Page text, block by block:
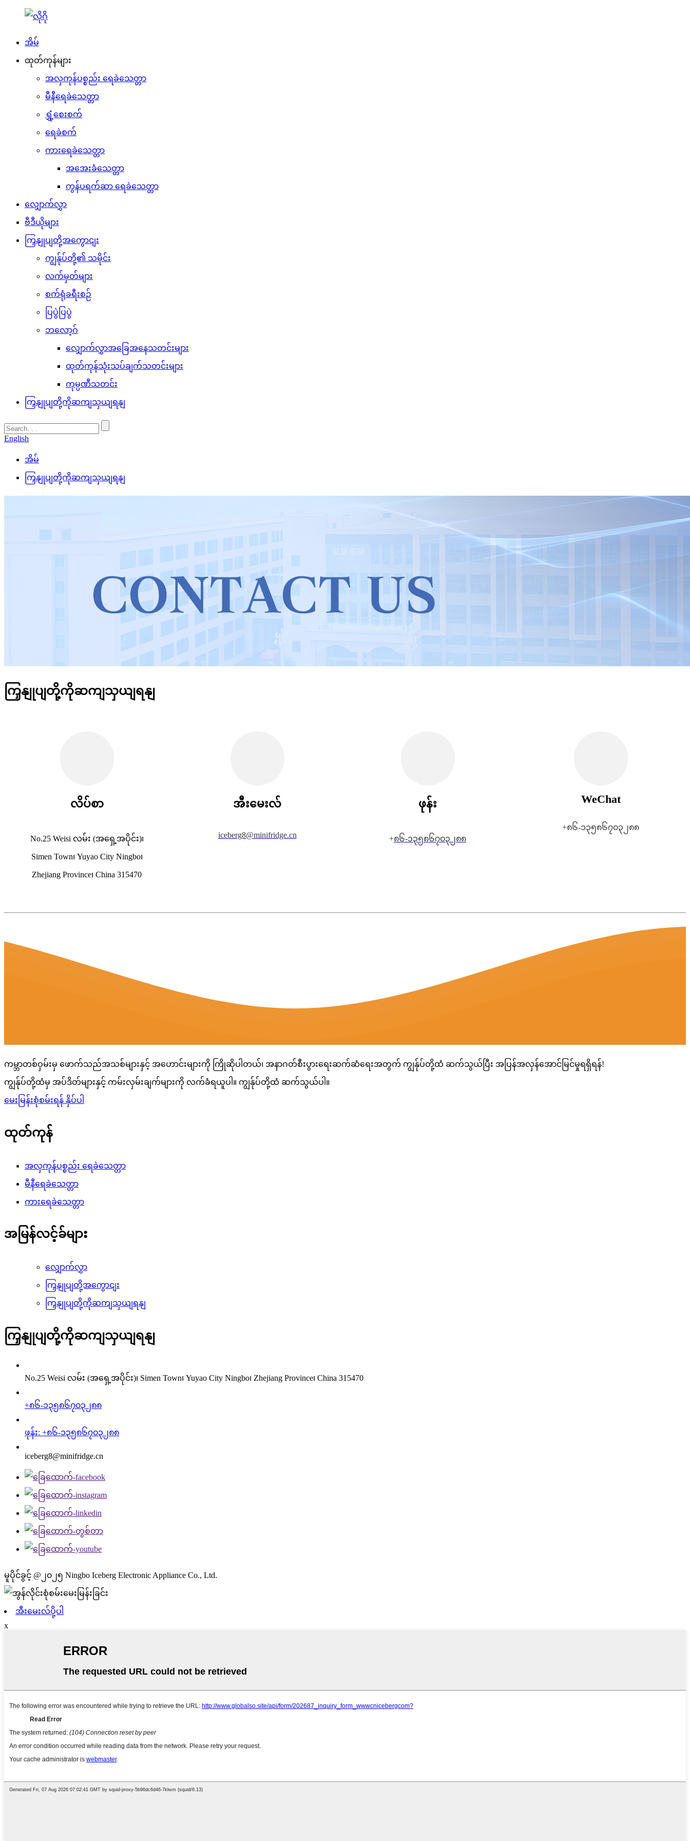
အိမ်
ထုတ်ကုန်များ
အလှကုန်ပစ္စည်း ရေခဲသေတ္တာ
မီနီရေခဲသေတ္တာ
ရွှံ့စေးစက်
ရေခဲစက်
ကားရေခဲသေတ္တာ
အအေးခံသေတ္တာ
ကွန်ပရက်ဆာ ရေခဲသေတ္တာ
လျှောက်လွှာ
ဗီဒီယိုများ
ကြှနျုပျတို့အကွောငျး
ကျွန်ုပ်တို့၏ သမိုင်း
လက်မှတ်များ
စက်ရုံခရီးစဉ်
ပြပွဲပြပွဲ
ဘလော့ဂ်
လျှောက်လွှာအခြေအနေသတင်းများ
ထုတ်ကုန်သုံးသပ်ချက်သတင်းများ
ကုမ္ပဏီသတင်း
ကြှနျုပျတို့ကိုဆကျသှယျရနျ
English
အိမ်
ကြှနျုပျတို့ကိုဆကျသှယျရနျ
ကြှနျုပျတို့ကိုဆကျသှယျရနျ
လိပ်စာ
No.25 Weisi လမ်း (အရှေ့အပိုင်း)၊
Simen Town၊ Yuyao City Ningbo၊
Zhejiang Province၊ China 315470
အီးမေးလ်
iceberg8@minifridge.cn
ဖုန်း
+၈၆-၁၃၅၈၆၇၀၃၂၈၈
WeChat
+၈၆-၁၃၅၈၆၇၀၃၂၈၈
ကမ္ဘာတစ်ဝှမ်းမှ ဖောက်သည်အသစ်များနှင့် အဟောင်းများကို ကြိုဆိုပါတယ်၊ အနာဂတ်စီးပွားရေးဆက်ဆံရေးအတွက် ကျွန်ုပ်တို့ထံ ဆက်သွယ်ပြီး အပြန်အလှန်အောင်မြင်မှုရရှိရန်!
ကျွန်ုပ်တို့ထံမှ အပ်ဒိတ်များနှင့် ကမ်းလှမ်းချက်များကို လက်ခံရယူပါ။ ကျွန်ုပ်တို့ထံ ဆက်သွယ်ပါ။
မေးမြန်းစုံစမ်းရန် နှိပ်ပါ
ထုတ်ကုန်
အလှကုန်ပစ္စည်း ရေခဲသေတ္တာ
မီနီရေခဲသေတ္တာ
ကားရေခဲသေတ္တာ
အမြန်လင့်ခ်များ
လျှောက်လွှာ
ကြှနျုပျတို့အကွောငျး
ကြှနျုပျတို့ကိုဆကျသှယျရနျ
ကြှနျုပျတို့ကိုဆကျသှယျရနျ
No.25 Weisi လမ်း (အရှေ့အပိုင်း)၊ Simen Town၊ Yuyao City Ningbo၊ Zhejiang Province၊ China 315470
+၈၆-၁၃၅၈၆၇၀၃၂၈၈
ဖုန်း: +၈၆-၁၃၅၈၆၇၀၃၂၈၈
iceberg8@minifridge.cn
မူပိုင်ခွင့် @၂၀၂၅ Ningbo Iceberg Electronic Appliance Co., Ltd.
အီးမေးလ်ပို့ပါ
x